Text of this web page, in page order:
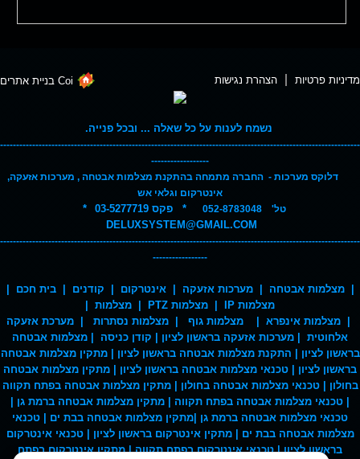
מומלץ על ידי אתר אנשי מקצוע "טוב תודה".
שירות לקוחות
מיכאל , תל אביב , באמצעות מוקד השירות
שירות לקוחות
מתי, תל אביב, באמצעות מוקד השירות
מדיניות פרטיות הצהרת נגישות Coi בניית אתרים
נשמח לענות על כל שאלה ... ובכל פנייה.
----------------------------------------------------------------------------------------------------------------
------------------
דלוקס מערכות - החברה מתמחה בהתקנת מצלמות אבטחה , מערכות אזעקה,
אינטרקום וגלאי אש
טל' 052-8783048
* פקס 03-5277719
*
DELUXSYSTEM@GMAIL.COM
----------------------------------------------------------------------------------------------------------------
-----------------
|מצלמות אבטחה |מערכות אזעקה |אינטרקום קודנים | בית חכם |
מצלמות IP
מצלמות PTZ מצלמות
מצלמות אינפרא מצלמות גוף מצלמות נסתרות
מערכת אזעקה
אלחוטית
| מערכות אזעקה בראשון לציון קודן כניסה
| מצלמות אבטחה
בראשון לציון
| התקנת מצלמות אבטחה בראשון לציון | מתקין מצלמות אבטחה
בראשון לציון | טכנאי מצלמות אבטחה בראשון לציון | מתקין מצלמות אבטחה
בחולון | טכנאי מצלמות אבטחה בחולון | מתקין מצלמות אבטחה בפתח תקווה
| טכנאי מצלמות אבטחה בפתח תקווה | מתקין מצלמות אבטחה ברמת גן |
טכנאי מצלמות אבטחה ברמת גן |מתקין מצלמות אבטחה בבת ים | טכנאי
מצלמות אבטחה בבת ים | מתקין אינטרקום בראשון לציון | טכנאי אינטרקום
בראשון לציון | טכנאי אינטרקום בפתח תקווה | מתקין אינטרקום בפתח